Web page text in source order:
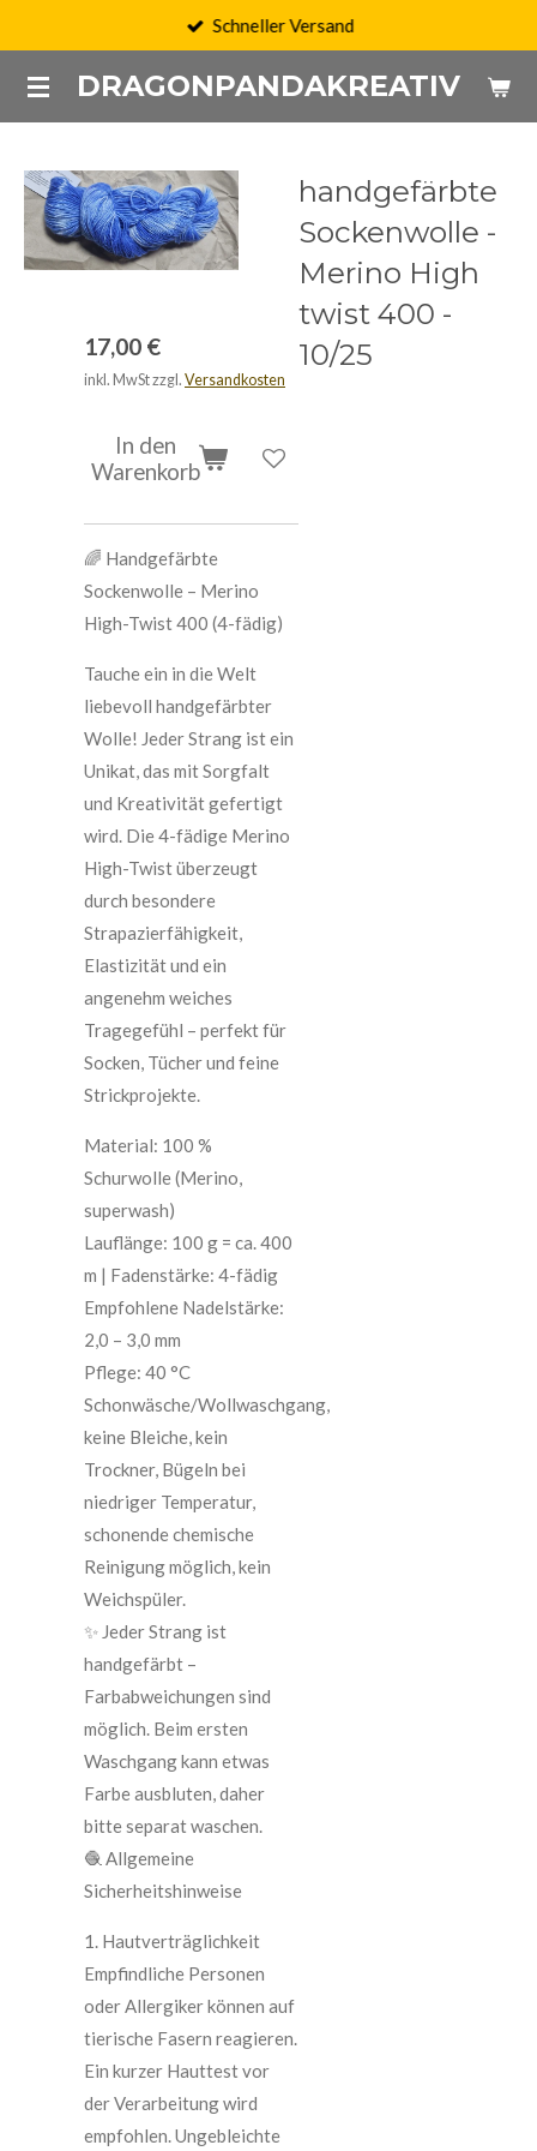
springenDRAGONPANDAKREATIV
Schneller Versand
handgefärbte
Sockenwolle -
Merino High
twist 400 -
10/25
17,00 €
inkl. MwSt zzgl. Versandkosten
In den
Warenkorb
🌈 Handgefärbte
Sockenwolle – Merino
High-Twist 400 (4-fädig)
Tauche ein in die Welt
liebevoll handgefärbter
Wolle! Jeder Strang ist ein
Unikat, das mit Sorgfalt
und Kreativität gefertigt
wird. Die 4-fädige Merino
High-Twist überzeugt
durch besondere
Strapazierfähigkeit,
Elastizität und ein
angenehm weiches
Tragegefühl – perfekt für
Socken, Tücher und feine
Strickprojekte.
Material: 100 %
Schurwolle (Merino,
superwash)
Lauflänge: 100 g = ca. 400
m | Fadenstärke: 4-fädig
Empfohlene Nadelstärke:
2,0 – 3,0 mm
Pflege: 40 °C
Schonwäsche/Wollwaschgang,
keine Bleiche, kein
Trockner, Bügeln bei
niedriger Temperatur,
schonende chemische
Reinigung möglich, kein
Weichspüler.
✨ Jeder Strang ist
handgefärbt –
Farbabweichungen sind
möglich. Beim ersten
Waschgang kann etwas
Farbe ausbluten, daher
bitte separat waschen.
🧶 Allgemeine
Sicherheitshinweise
1. Hautverträglichkeit
Empfindliche Personen
oder Allergiker können auf
tierische Fasern reagieren.
Ein kurzer Hauttest vor
der Verarbeitung wird
empfohlen. Ungebleichte